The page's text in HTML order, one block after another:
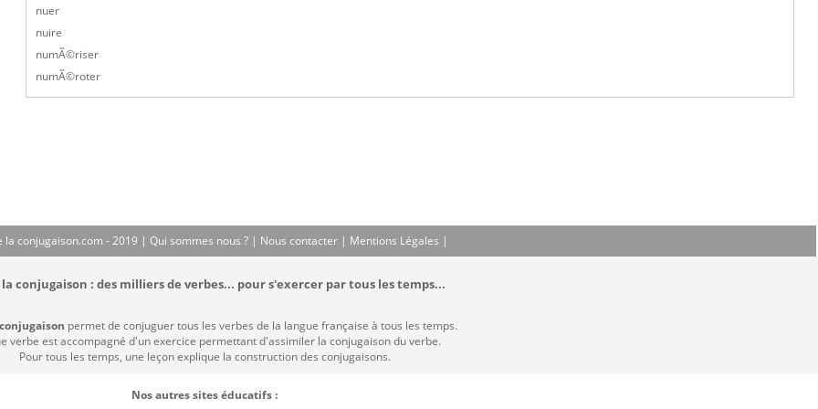
nuer
nuire
numÃ©riser
numÃ©roter
la conjugaison.com - 2019 | Qui sommes nous ? | Nous contacter | Mentions Légales |
conjugaison : des milliers de verbes... pour s'exercer par tous les temps...
permet de conjuguer tous les verbes de la langue française à tous les temps.
verbe est accompagné d'un exercice permettant d'assimiler la conjugaison du verbe.
Pour tous les temps, une leçon explique la construction des conjugaisons.
Nos autres sites éducatifs :